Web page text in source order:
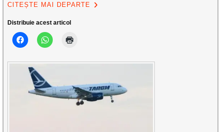
CITEȘTE MAI DEPARTE
Distribuie acest articol